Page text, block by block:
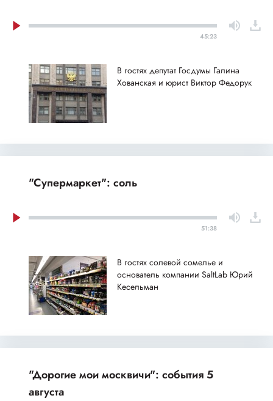
45:23
В гостях депутат Госдумы Галина
Хованская и юрист Виктор Федорук
"Супермаркет": соль
51:38
В гостях солевой сомелье и
основатель компании SaltLab Юрий
Кесельман
"Дорогие мои москвичи": события 5
августа